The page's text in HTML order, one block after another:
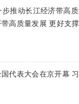
推动长江经济带高
高质量发展 更好支
代表大会在京开幕